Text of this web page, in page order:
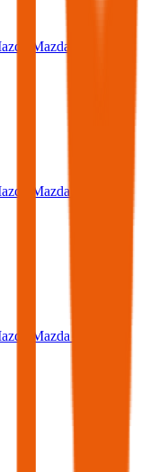
Mazda 3?
Mazda 2?
Mazda 6?